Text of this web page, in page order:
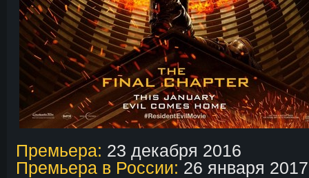
Премьера: 23 декабря 2016
Премьера в России: 26 января 2017